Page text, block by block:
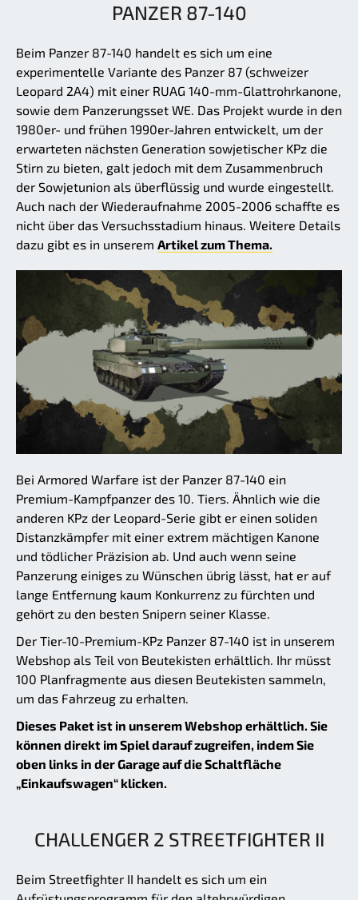
PANZER 87-140
Beim Panzer 87-140 handelt es sich um eine
experimentelle Variante des Panzer 87 (schweizer
Leopard 2A4) mit einer RUAG 140-mm-Glattrohrkanone,
sowie dem Panzerungsset WE. Das Projekt wurde in den
1980er- und frühen 1990er-Jahren entwickelt, um der
erwarteten nächsten Generation sowjetischer KPz die
Stirn zu bieten, galt jedoch mit dem Zusammenbruch
der Sowjetunion als überflüssig und wurde eingestellt.
Auch nach der Wiederaufnahme 2005-2006 schaffte es
nicht über das Versuchsstadium hinaus. Weitere Details
dazu gibt es in unserem Artikel zum Thema.
Bei Armored Warfare ist der Panzer 87-140 ein
Premium-Kampfpanzer des 10. Tiers. Ähnlich wie die
anderen KPz der Leopard-Serie gibt er einen soliden
Distanzkämpfer mit einer extrem mächtigen Kanone
und tödlicher Präzision ab. Und auch wenn seine
Panzerung einiges zu Wünschen übrig lässt, hat er auf
lange Entfernung kaum Konkurrenz zu fürchten und
gehört zu den besten Snipern seiner Klasse.
Der Tier-10-Premium-KPz Panzer 87-140 ist in unserem
Webshop als Teil von Beutekisten erhältlich. Ihr müsst
100 Planfragmente aus diesen Beutekisten sammeln,
um das Fahrzeug zu erhalten.
Dieses Paket ist in unserem Webshop erhältlich. Sie
können direkt im Spiel darauf zugreifen, indem Sie
oben links in der Garage auf die Schaltfläche
„Einkaufswagen“ klicken.
CHALLENGER 2 STREETFIGHTER II
Beim Streetfighter II handelt es sich um ein